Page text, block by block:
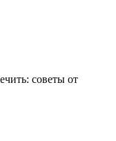
советы от